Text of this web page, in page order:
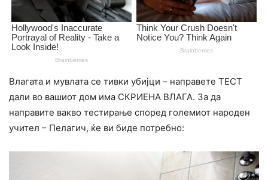
Влагата и мувлата се тивки yбијци – направете ТЕСТ
дали во вашиот дом има СКРИЕНА ВЛАГА. За да
направите вакво тестирање според големиот народен
учител – Пелагич, ќе ви биде потребно: